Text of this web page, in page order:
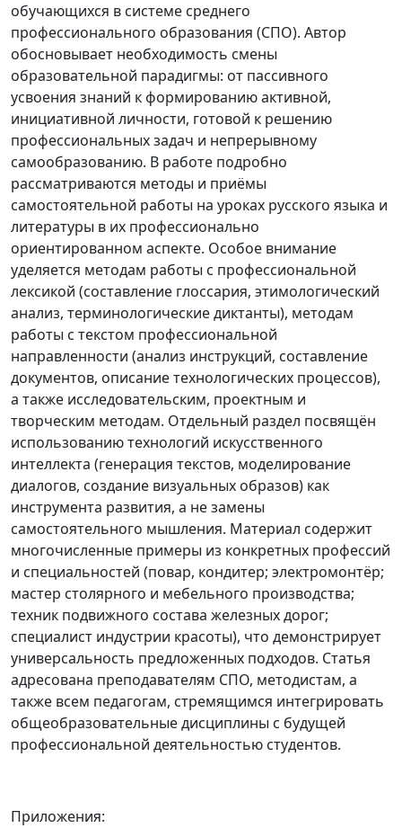
обучающихся в системе среднего
профессионального образования (СПО). Автор
обосновывает необходимость смены
образовательной парадигмы: от пассивного
усвоения знаний к формированию активной,
инициативной личности, готовой к решению
профессиональных задач и непрерывному
самообразованию. В работе подробно
рассматриваются методы и приёмы
самостоятельной работы на уроках русского языка и
литературы в их профессионально
ориентированном аспекте. Особое внимание
уделяется методам работы с профессиональной
лексикой (составление глоссария, этимологический
анализ, терминологические диктанты), методам
работы с текстом профессиональной
направленности (анализ инструкций, составление
документов, описание технологических процессов),
а также исследовательским, проектным и
творческим методам. Отдельный раздел посвящён
использованию технологий искусственного
интеллекта (генерация текстов, моделирование
диалогов, создание визуальных образов) как
инструмента развития, а не замены
самостоятельного мышления. Материал содержит
многочисленные примеры из конкретных профессий
и специальностей (повар, кондитер; электромонтёр;
мастер столярного и мебельного производства;
техник подвижного состава железных дорог;
специалист индустрии красоты), что демонстрирует
универсальность предложенных подходов. Статья
адресована преподавателям СПО, методистам, а
также всем педагогам, стремящимся интегрировать
общеобразовательные дисциплины с будущей
профессиональной деятельностью студентов.
Приложения: